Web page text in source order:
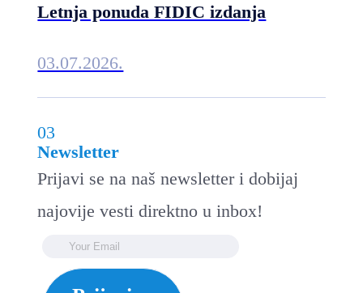
Letnja ponuda FIDIC izdanja
03.07.2026.
03
Newsletter
Prijavi se na naš newsletter i dobijaj
najovije vesti direktno u inbox!